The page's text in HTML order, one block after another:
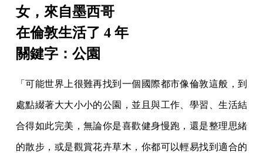
女，來自墨西哥
在倫敦生活了 4 年
關鍵字：公園
「可能世界上很難再找到一個國際都市像倫敦這般，到
處點綴著大大小小的公園，並且與工作、學習、生活結
合得如此完美，無論你是喜歡健身慢跑，還是整理思緒
的散步，或是觀賞花卉草木，你都可以輕易找到適合的